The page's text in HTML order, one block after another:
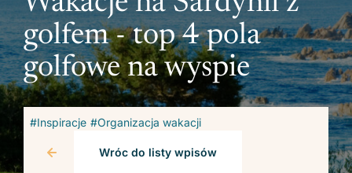
golfem - top 4 pola
golfowe na wyspie
#Inspiracje #Organizacja wakacji
Wróc do listy wpisów